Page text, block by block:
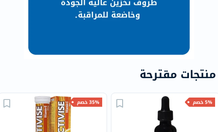
منتجات مقترحة
5% خصم 35% خصم